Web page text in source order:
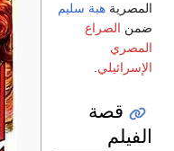
المصرية هبة سليم
ضمن الصراع
المصري
الإسرائيلي
قصة
الفيلم